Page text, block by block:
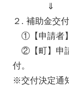
⇓
２. 補助金交
①【申請者
②【町】申
付。
※交付決定通